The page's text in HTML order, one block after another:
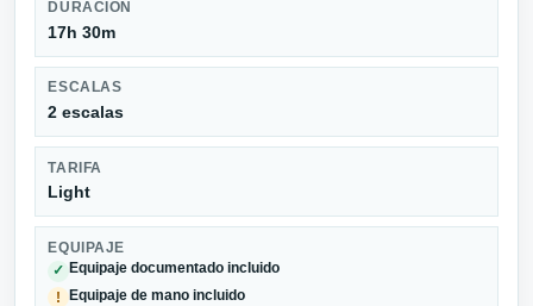
DURACIÓN
17h 30m
ESCALAS
2 escalas
TARIFA
Light
EQUIPAJE
✓ Equipaje documentado incluido
! Equipaje de mano incluido